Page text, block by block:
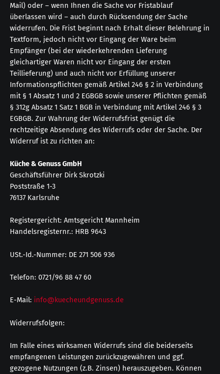
Mail) oder – wenn Ihnen die Sache vor Fristablauf
überlassen wird – auch durch Rücksendung der Sache
widerrufen. Die Frist beginnt nach Erhalt dieser Belehrung in
Textform, jedoch nicht vor Eingang der Ware beim
Empfänger (bei der wiederkehrenden Lieferung
gleichartiger Waren nicht vor Eingang der ersten
Teillieferung) und auch nicht vor Erfüllung unserer
Informationspflichten gemäß Artikel 246 § 2 in Verbindung
mit § 1 Absatz 1 und 2 EGBGB sowie unserer Pflichten gemäß
§ 312g Absatz 1 Satz 1 BGB in Verbindung mit Artikel 246 § 3
EGBGB. Zur Wahrung der Widerrufsfrist genügt die
rechtzeitige Absendung des Widerrufs oder der Sache. Der
Widerruf ist zu richten an:
Küche & Genuss GmbH
Geschäftsführer Dirk Skrotzki
Poststraße 1-3
76137 Karlsruhe
Registergericht: Amtsgericht Mannheim
Handelsregisternr.: HRB 9643
USt.-Id.-Nummer: DE 271 506 936
Telefon: 0721/96 88 47 60
E-Mail: info@kuecheundgenuss.de
Widerrufsfolgen:
Im Falle eines wirksamen Widerrufs sind die beiderseits
empfangenen Leistungen zurückzugewähren und ggf.
gezogene Nutzungen (z.B. Zinsen) herauszugeben. Können